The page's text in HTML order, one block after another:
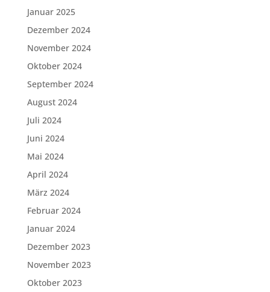
Januar 2025
Dezember 2024
November 2024
Oktober 2024
September 2024
August 2024
Juli 2024
Juni 2024
Mai 2024
April 2024
März 2024
Februar 2024
Januar 2024
Dezember 2023
November 2023
Oktober 2023